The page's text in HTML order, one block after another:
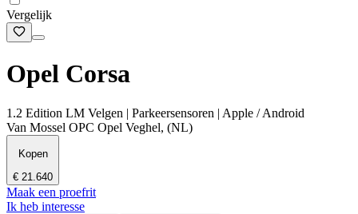
Vergelijk
Opel Corsa
1.2 Edition LM Velgen | Parkeersensoren | Apple / Android
Van Mossel OPC Opel Veghel, (NL)
Kopen
€ 21.640
Maak een proefrit
Ik heb interesse